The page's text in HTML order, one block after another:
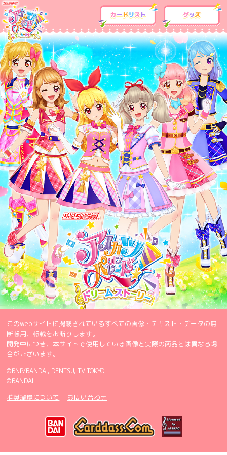
カードリスト
このwebサイトに掲載されているすべての画像・テキスト・データの無
断転用、転載をお断りします。
開発中につき、本サイトで使用している画像と実際の商品とは異なる場
合がございます。
©BNP/BANDAI, DENTSU, TV TOKYO
©BANDAI
推奨環境について
お問い合わせ